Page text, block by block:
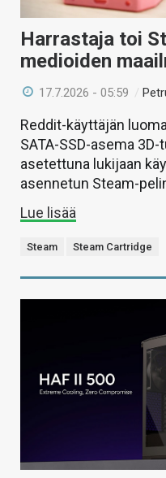
Harrastaja toi
medioiden
17.7.2026 - 05:59 /
Reddit-käyttäjän
SATA-SSD-asema
asetettuna lukijaan
asennetun Steam-
Lue lisää
Steam Steam Cartridge